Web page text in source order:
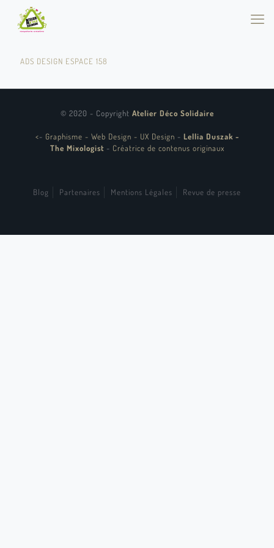
ADS DESIGN ESPACE 158
© 2020 - Copyright Atelier Déco Solidaire
<- Graphisme - Web Design - UX Design - Lellia Duszak -
The Mixologist - Créatrice de contenus originaux
Blog Partenaires Mentions Légales Revue de presse